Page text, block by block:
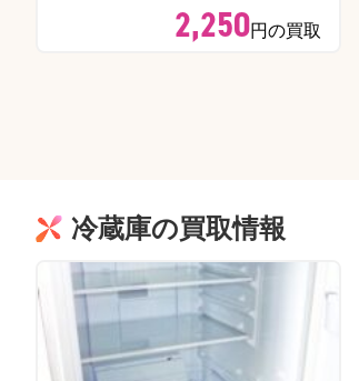
2,250円の買取
冷蔵庫の買取情報